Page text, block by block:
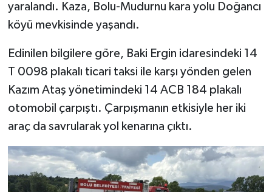
yaralandı. Kaza, Bolu-Mudurnu kara yolu Doğancı
köyü mevkisinde yaşandı.
Edinilen bilgilere göre, Baki Ergin idaresindeki 14
T 0098 plakalı ticari taksi ile karşı yönden gelen
Kazım Ataş yönetimindeki 14 ACB 184 plakalı
otomobil çarpıştı. Çarpışmanın etkisiyle her iki
araç da savrularak yol kenarına çıktı.
Merkez Haberleri
Pınarbaşı Haberleri
Şenpazar Haberleri
Seydiler Haberleri
Taşköprü Haberleri
Tosya Haberleri